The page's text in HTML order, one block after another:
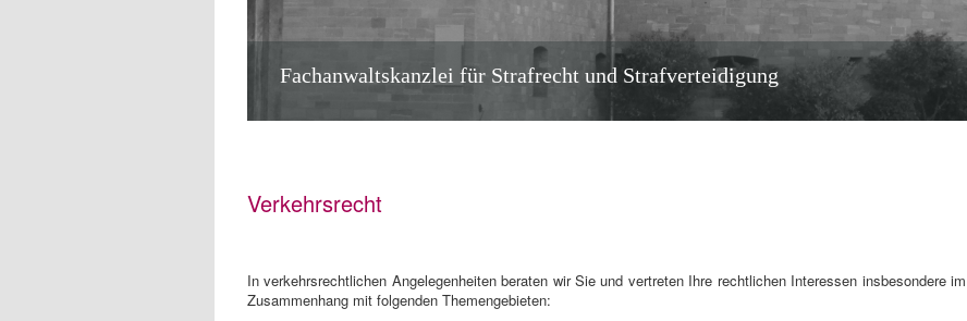
Fachanwaltskanzlei für Strafrecht und Strafverteidigung
Verkehrsrecht
In verkehrsrechtlichen Angelegenheiten beraten wir Sie und vertreten Ihre rechtlichen Interessen insbesondere im
Zusammenhang mit folgenden Themengebieten: